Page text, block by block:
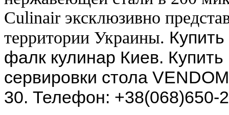
Culinair эксклюзивно
территории Украины.
фалк кулинар Киев.
сервировки стола
30. Телефон: +38(068)650-